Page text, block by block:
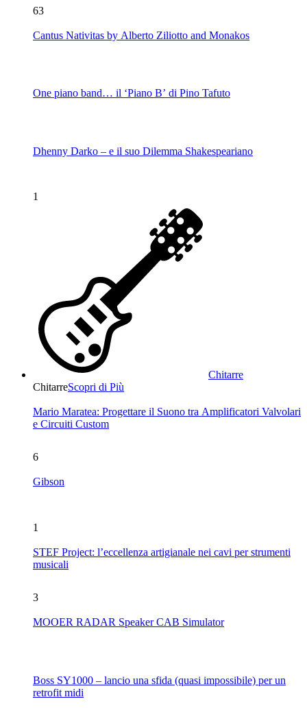
63
Cantus Nativitas by Alberto Ziliotto and Monakos
One piano band… il ‘Piano B’ di Pino Tafuto
Dhenny Darko – e il suo Dilemma Shakespeariano
1
Chitarre
ChitarreScopri di Più
Mario Maratea: Progettare il Suono tra Amplificatori Valvolari
e Circuiti Custom
6
Gibson
1
STEF Project: l’eccellenza artigianale nei cavi per strumenti
musicali
3
MOOER RADAR Speaker CAB Simulator
Boss SY1000 – lancio una sfida (quasi impossibile) per un
retrofit midi